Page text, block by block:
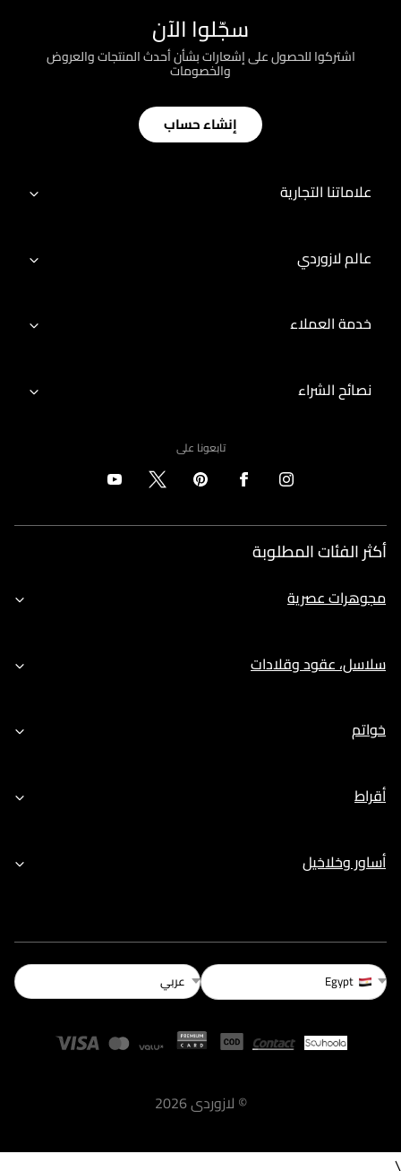
سجّلوا الآن
اشتركوا للحصول على إشعارات بشأن أحدث المنتجات والعروض
والخصومات
إنشاء حساب
علاماتنا التجارية
عالم لازوردي
خدمة العملاء
نصائح الشراء
تابعونا على
أكثر الفئات المطلوبة
مجوهرات عصرية
سلاسل، عقود وقلادات
خواتم
أقراط
أساور وخلاخيل
Egypt عربي
© لازوردى2026
\